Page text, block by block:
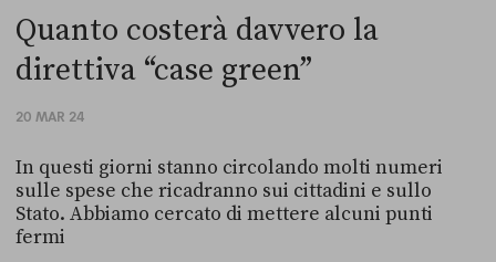
Quanto costerà davvero la
direttiva “case green”
20 MAR 24
In questi giorni stanno circolando molti numeri
sulle spese che ricadranno sui cittadini e sullo
Stato. Abbiamo cercato di mettere alcuni punti
fermi